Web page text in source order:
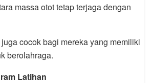
massa otot tetap terjaga dengan
cocok bagi mereka yang memiliki
berolahraga.
Latihan